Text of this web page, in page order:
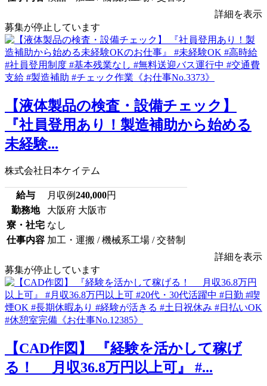
詳細を表示
募集が停止しています
【液体製品の検査・設備チェック】
『社員登用あり！製造補助から始める
未経験...
株式会社日本ケイテム
給与 月収例240,000円
勤務地
大阪府 大阪市
寮・社宅 なし
仕事内容 加工・運搬 / 機械系工場 / 交替制
詳細を表示
募集が停止しています
【CAD作図】 『経験を活かして稼げ
る！ 月収36.8万円以上可』 #...